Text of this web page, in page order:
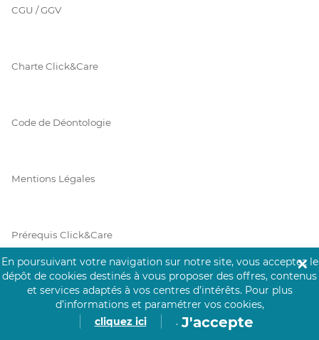
CGU / GGV
Charte Click&Care
Code de Déontologie
Mentions Légales
Prérequis Click&Care
Protection des Données
En poursuivant votre navigation sur notre site, vous acceptez le
dépôt de cookies destinés à vous proposer des offres, contenus
et services adaptés à vos centres d’intérêts. Pour plus
d’informations et paramétrer vos cookies,
cliquez ici
. J'accepte
✕